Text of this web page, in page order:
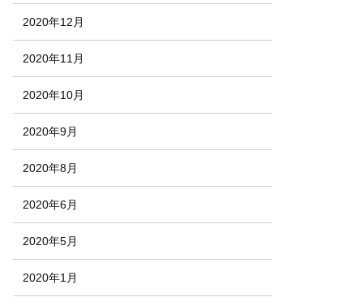
2020年12月
2020年11月
2020年10月
2020年9月
2020年8月
2020年6月
2020年5月
2020年1月